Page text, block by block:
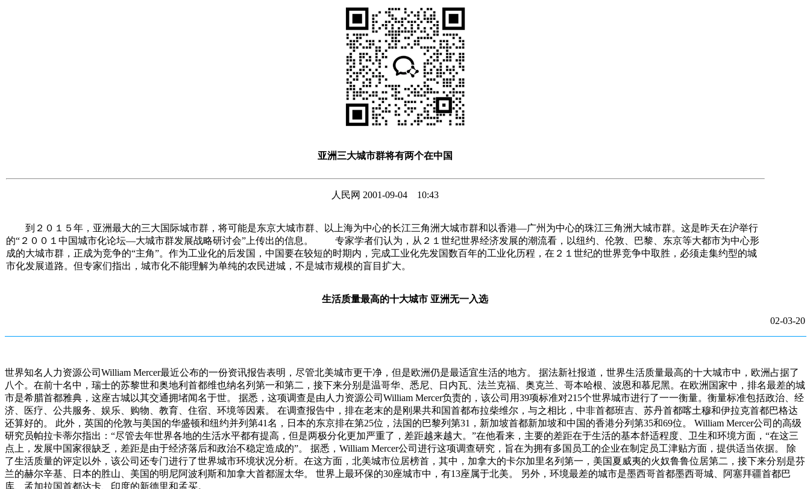
亚洲三大城市群将有两个在中国
人民网 2001-09-04 10:43
到２０１５年，亚洲最大的三大国际城市群，将可能是东京大城市群、以上海为中心的长江三角洲大城市群和以香港—广州为中心的珠江三角洲大城市群。这是昨天在沪举行
的“２００１中国城市化论坛—大城市群发展战略研讨会”上传出的信息。 专家学者们认为，从２１世纪世界经济发展的潮流看，以纽约、伦敦、巴黎、东京等大都市为中心形
成的大城市群，正成为竞争的“主角”。作为工业化的后发国，中国要在较短的时期内，完成工业化先发国数百年的工业化历程，在２１世纪的世界竞争中取胜，必须走集约型的城
市化发展道路。但专家们指出，城市化不能理解为单纯的农民进城，不是城市规模的盲目扩大。
生活质量最高的十大城市 亚洲无一入选
02-03-20
世界知名人力资源公司William Mercer最近公布的一份资讯报告表明，尽管北美城市更干净，但是欧洲仍是最适宜生活的地方。 据法新社报道，世界生活质量最高的十大城市中，欧洲占据了
八个。在前十名中，瑞士的苏黎世和奥地利首都维也纳名列第一和第二，接下来分别是温哥华、悉尼、日内瓦、法兰克福、奥克兰、哥本哈根、波恩和慕尼黑。在欧洲国家中，排名最差的城
市是希腊首都雅典，这座古城以其交通拥堵闻名于世。 据悉，这项调查是由人力资源公司William Mercer负责的，该公司用39项标准对215个世界城市进行了一一衡量。衡量标准包括政治、经
济、医疗、公共服务、娱乐、购物、教育、住宿、环境等因素。 在调查报告中，排在老末的是刚果共和国首都布拉柴维尔，与之相比，中非首都班吉、苏丹首都喀土穆和伊拉克首都巴格达
还算好的。 此外，英国的伦敦与美国的华盛顿和纽约并列第41名，日本的东京排在第25位，法国的巴黎列第31，新加坡首都新加坡和中国的香港分列第35和69位。 William Mercer公司的高级
研究员帕拉卡蒂尔指出：“尽管去年世界各地的生活水平都有提高，但是两极分化更加严重了，差距越来越大。”在他看来，主要的差距在于生活的基本舒适程度、卫生和环境方面，“在这三
点上，发展中国家很缺乏，差距是由于经济落后和政治不稳定造成的”。 据悉，William Mercer公司进行这项调查研究，旨在为拥有多国员工的企业在制定员工津贴方面，提供适当依据。 除
了生活质量的评定以外，该公司还专门进行了世界城市环境状况分析。在这方面，北美城市位居榜首，其中，加拿大的卡尔加里名列第一，美国夏威夷的火奴鲁鲁位居第二，接下来分别是芬
兰的赫尔辛基、日本的胜山、美国的明尼阿波利斯和加拿大首都渥太华。 世界上最环保的30座城市中，有13座属于北美。 另外，环境最差的城市是墨西哥首都墨西哥城、阿塞拜疆首都巴
库、孟加拉国首都达卡、印度的新德里和孟买。